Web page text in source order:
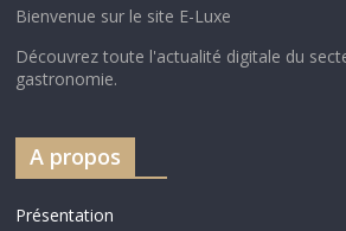
Bienvenue sur le site E-Luxe
Découvrez toute l'actualité digitale du
gastronomie.
A propos
Présentation